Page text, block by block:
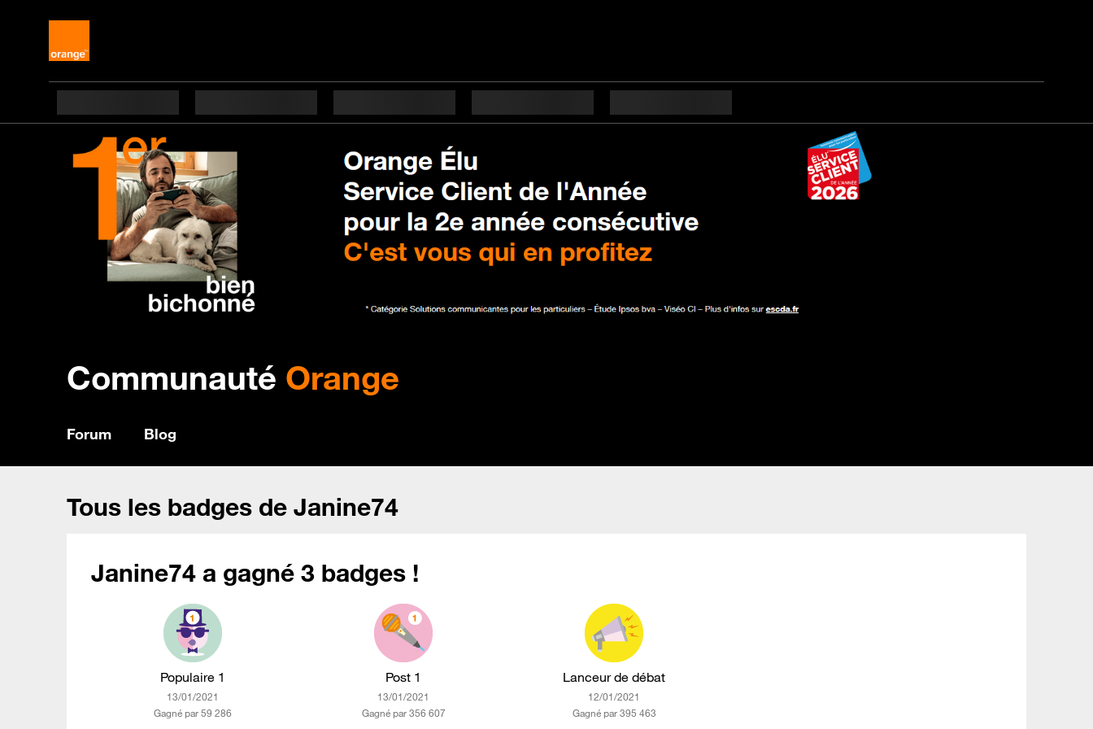
Communauté Orange
Forum Blog
Tous les badges de Janine74
Janine74 a gagné 3 badges !
Populaire 1
‎13/01/2021
Gagné par 59 286
Post 1
‎13/01/2021
Gagné par 356 607
Lanceur de débat
‎12/01/2021
Gagné par 395 463